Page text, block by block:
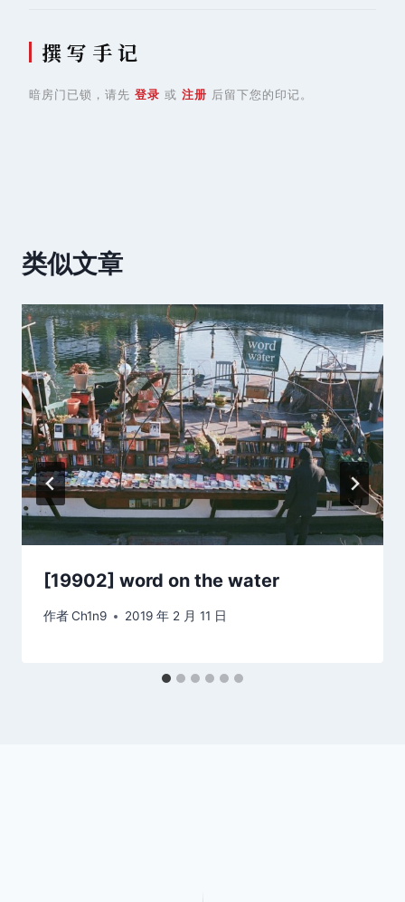
撰 写 手 记
暗房门已锁，请先 登录 或 注册 后留下您的印记。
类似文章
[19902] word on the water
作者Ch1n9 2019 年 2 月 11 日